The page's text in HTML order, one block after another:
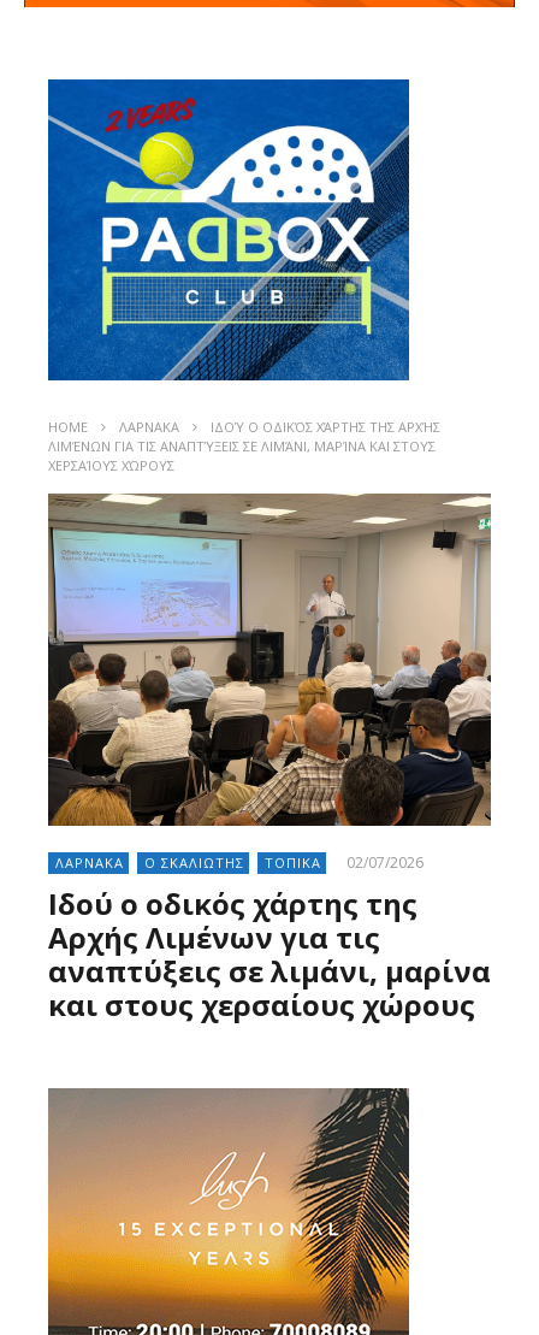
HOME ΛΑΡΝΑΚΑ
ΙΔΟΎ Ο ΟΔΙΚΌΣ ΧΆΡΤΗΣ ΤΗΣ ΑΡΧΉΣ
ΛΙΜΈΝΩΝ ΓΙΑ ΤΙΣ ΑΝΑΠΤΎΞΕΙΣ ΣΕ ΛΙΜΆΝΙ, ΜΑΡΊΝΑ ΚΑΙ ΣΤΟΥΣ
ΧΕΡΣΑΊΟΥΣ ΧΏΡΟΥΣ
ΛΑΡΝΑΚΑ Ο ΣΚΑΛΙΩΤΗΣ ΤΟΠΙΚΑ 02/07/2026
Ιδού ο οδικός χάρτης της
Αρχής Λιμένων για τις
αναπτύξεις σε λιμάνι, μαρίνα
και στους χερσαίους χώρους